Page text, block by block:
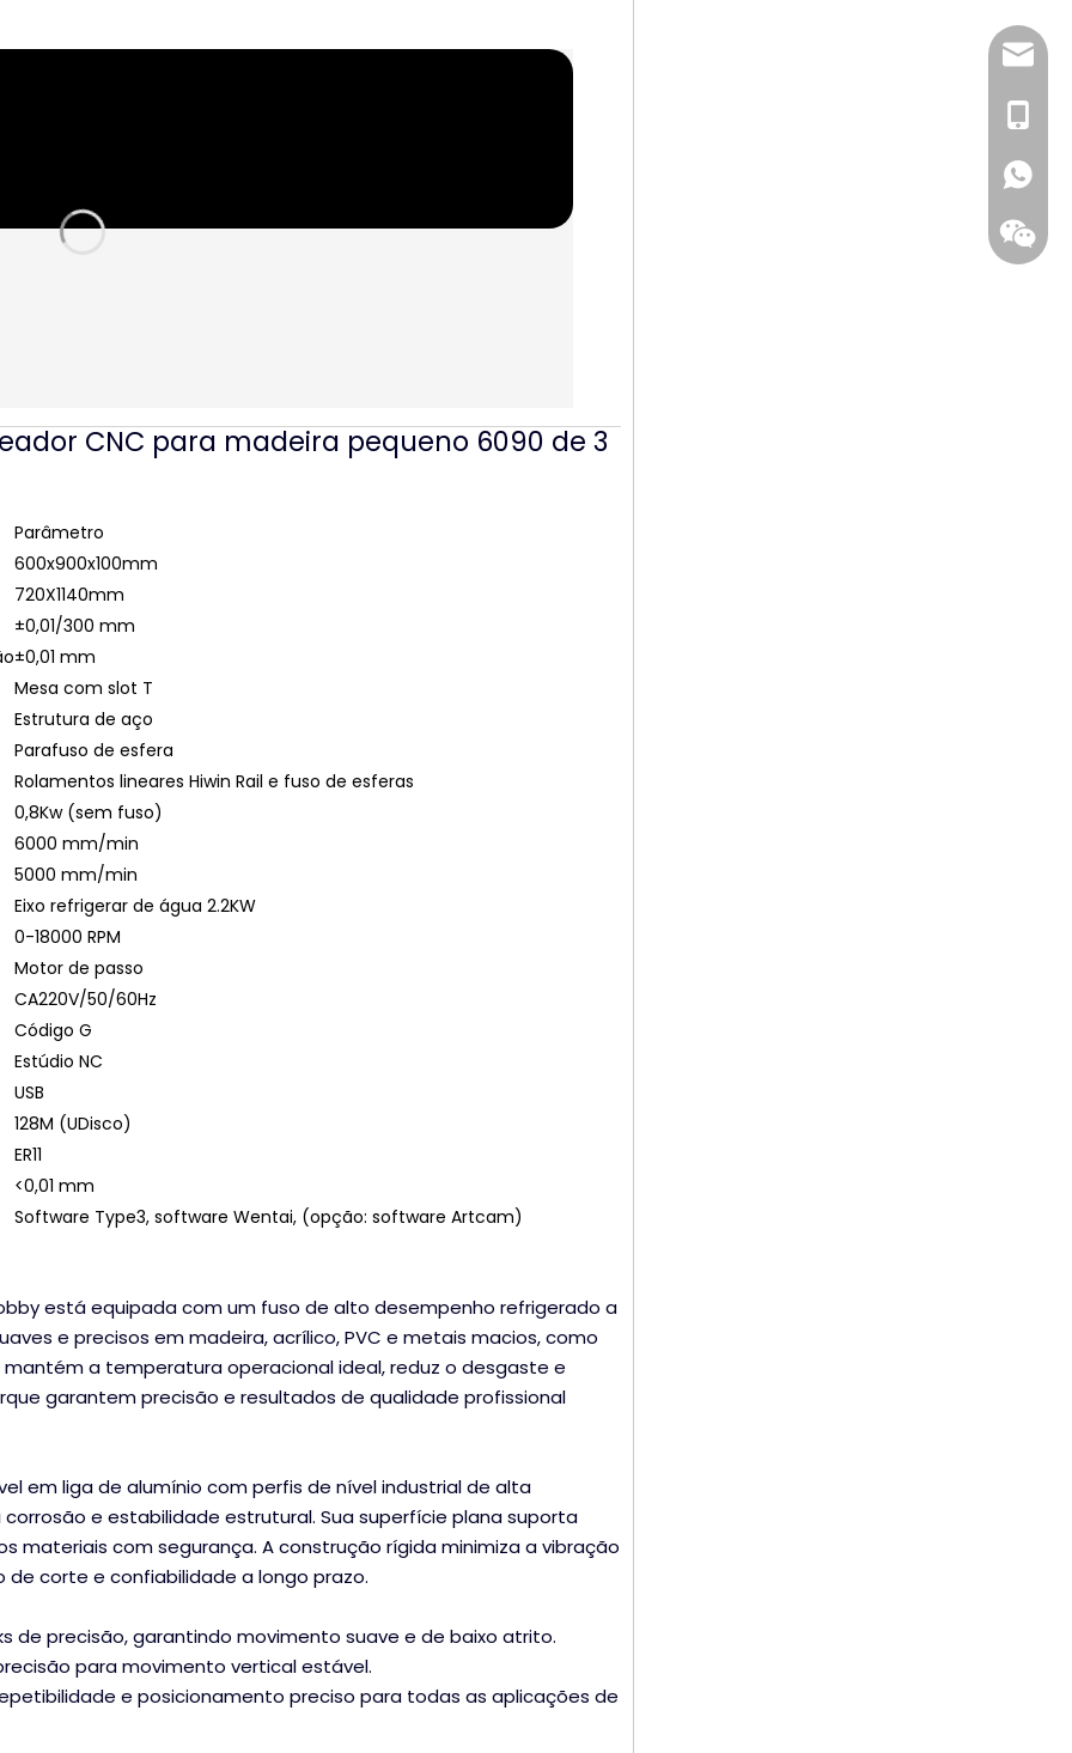
CNC para madeira pequeno 6090 de 3
Parâmetro
600x900x100mm
720X1140mm
±0,01/300 mm
±0,01 mm
Mesa com slot T
Estrutura de aço
Parafuso de esfera
Rolamentos lineares Hiwin Rail e fuso de esferas
0,8Kw (sem fuso)
6000 mm/min
5000 mm/min
Eixo refrigerar de água 2.2KW
0-18000 RPM
Motor de passo
CA220V/50/60Hz
Código G
Estúdio NC
USB
128M (UDisco)
ER11
<0,01 mm
Software Type3, software Wentai, (opção: software Artcam)
está equipada com um fuso de alto desempenho refrigerado a
e precisos em madeira, acrílico, PVC e metais macios, como
a temperatura operacional ideal, reduz o desgaste e
garantem precisão e resultados de qualidade profissional
em liga de alumínio com perfis de nível industrial de alta
e estabilidade estrutural. Sua superfície plana suporta
materiais com segurança. A construção rígida minimiza a vibração
corte e confiabilidade a longo prazo.
de precisão, garantindo movimento suave e de baixo atrito.
para movimento vertical estável.
e posicionamento preciso para todas as aplicações de
+86